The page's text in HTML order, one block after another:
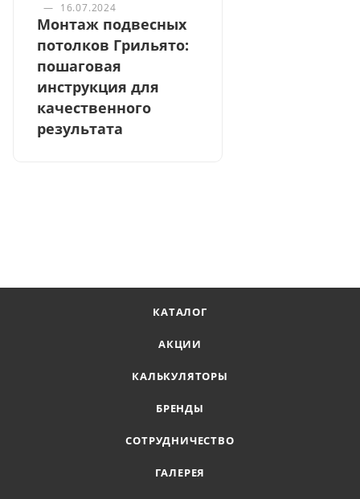
— 16.07.2024
Монтаж подвесных
потолков Грильято:
пошаговая
инструкция для
качественного
результата
КАТАЛОГ
АКЦИИ
КАЛЬКУЛЯТОРЫ
БРЕНДЫ
СОТРУДНИЧЕСТВО
ГАЛЕРЕЯ